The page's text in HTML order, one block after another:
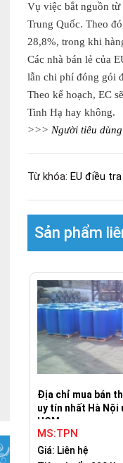
Vụ việc bắt nguồn
Trung Quốc. Theo
28,8%, trong khi
Các nhà bán lẻ của
lẫn chi phí đóng gói
Theo kế hoạch, EC
Tinh Hạ hay không.
>>> Người tiêu
Từ khóa: EU điều
Sản phẩm
Địa chỉ mua bán
uy tín nhất Hà Nội
HCM
MS:TPN
Giá: Liên hệ